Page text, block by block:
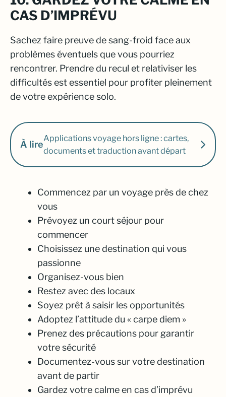
CAS D’IMPRÉVU
Sachez faire preuve de sang-froid face aux
problèmes éventuels que vous pourriez
rencontrer. Prendre du recul et relativiser les
difficultés est essentiel pour profiter pleinement
de votre expérience solo.
À lire
Applications voyage hors ligne : cartes,
documents et traduction avant départ
Commencez par un voyage près de chez
vous
Prévoyez un court séjour pour
commencer
Choisissez une destination qui vous
passionne
Organisez-vous bien
Restez avec des locaux
Soyez prêt à saisir les opportunités
Adoptez l’attitude du « carpe diem »
Prenez des précautions pour garantir
votre sécurité
Documentez-vous sur votre destination
avant de partir
Gardez votre calme en cas d’imprévu